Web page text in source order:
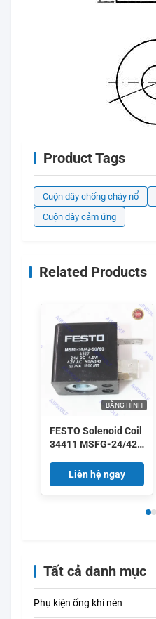
Product Tags
Cuộn dây chống cháy nổ
Cuộn dây cảm ứng
Related Products
BĂNG HÌNH
FESTO Solenoid Coil
34411 MSFG-24/42-
MSFW-24-50/60-OD
34420 MSFW-110-
50/60-OD 34422
6720 MSFW-110-
50/60 4540 MSFW-
230-50/60
Liên hệ ngay
Tất cả danh mục
Phụ kiện ống khí nén